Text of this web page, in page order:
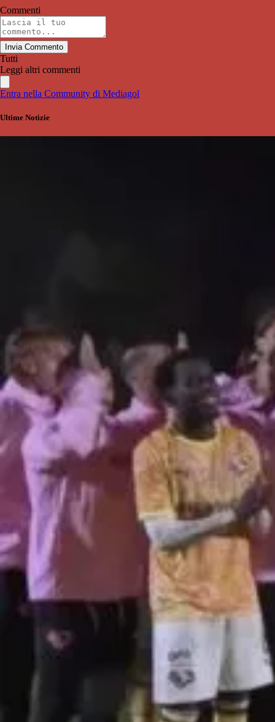
Commenti
Invia Commento
Tutti
Leggi altri commenti
Entra nella Community di Mediagol
Ultime Notizie